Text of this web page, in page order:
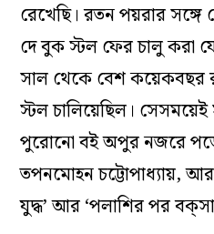
রেখেছি। রতন পয়রার
দে বুক স্টল ফের চালু করা
সাল থেকে বেশ কয়েকবছর
স্টল চালিয়েছিল।
পুরোনো বই অপুর নজরে
তপনমোহন চট্টোপাধ্যায়,
যুদ্ধ’ আর ‘পলাশির পর